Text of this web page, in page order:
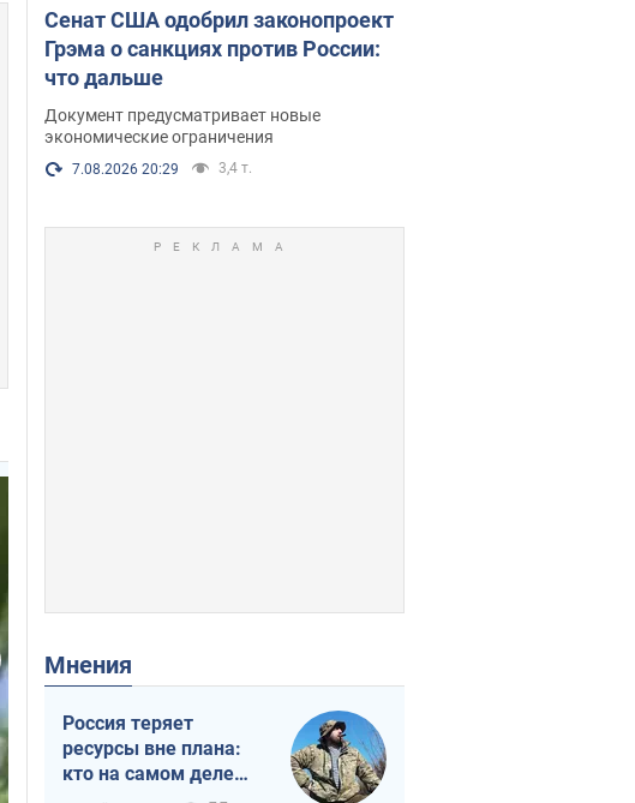
Сенат США одобрил законопроект
Грэма о санкциях против России:
что дальше
Документ предусматривает новые
экономические ограничения
7.08.2026 20:29 3,4 т.
Мнения
Россия теряет
ресурсы вне плана:
кто на самом деле